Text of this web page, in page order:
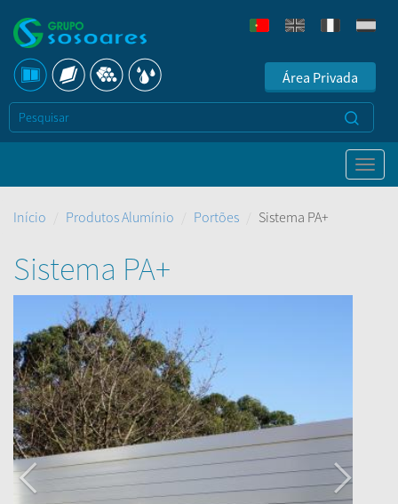
Área Privada
Início Produtos Alumínio Portões Sistema PA+
Sistema PA+